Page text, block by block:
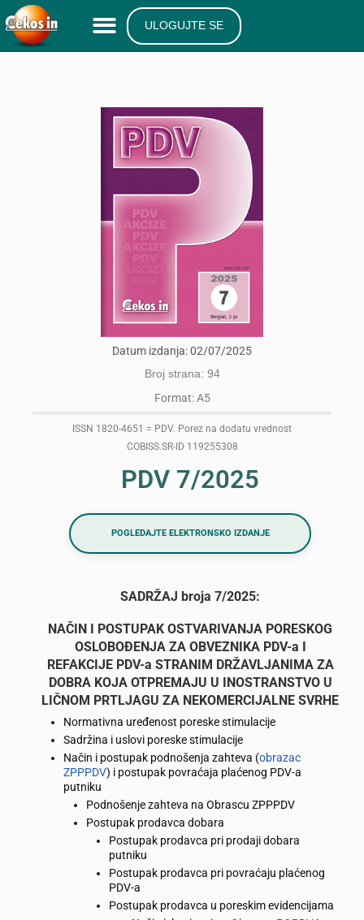
ULOGUJTE SE
Datum izdanja:02/07/2025
Broj strana: 94
Format: A5
ISSN 1820-4651 = PDV. Porez na dodatu vrednost
COBISS.SR-ID 119255308
PDV 7/2025
POGLEDAJTE ELEKTRONSKO IZDANJE
SADRŽAJ broja 7/2025:
NAČIN I POSTUPAK OSTVARIVANJA PORESKOG
OSLOBOÐENJA ZA OBVEZNIKA PDV-a I
REFAKCIJE PDV-a STRANIM DRŽAVLJANIMA ZA
DOBRA KOJA OTPREMAJU U INOSTRANSTVO U
LIČNOM PRTLJAGU ZA NEKOMERCIJALNE SVRHE
Normativna uređenost poreske stimulacije
Sadržina i uslovi poreske stimulacije
Način i postupak podnošenja zahteva (obrazac
ZPPPDV) i postupak povraćaja plaćenog PDV-a
putniku
Podnošenje zahteva na Obrascu ZPPPDV
Postupak prodavca dobara
Postupak prodavca pri prodaji dobara
putniku
Postupak prodavca pri povraćaju plaćenog
PDV-a
Postupak prodavca u poreskim evidencijama